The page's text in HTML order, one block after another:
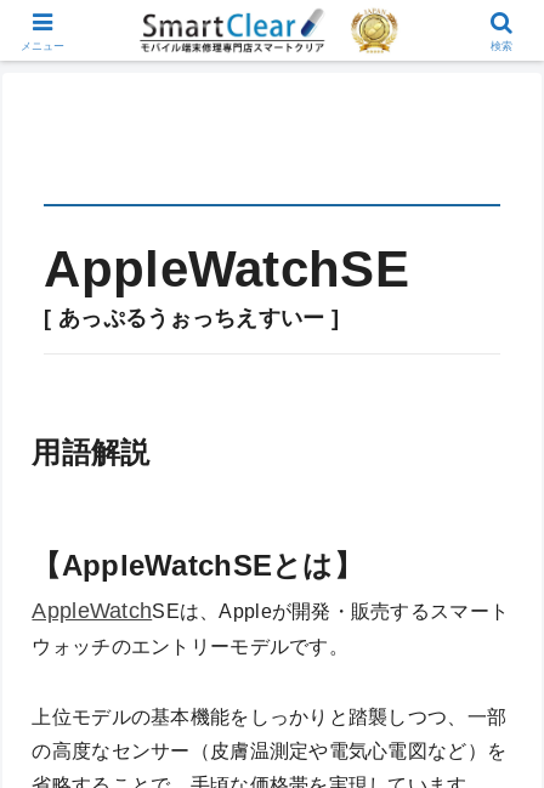
AppleWatchSE
[ あっぷるうぉっちえすいー ]
用語解説
【AppleWatchSEとは】
AppleWatchSEは、Appleが開発・販売するスマート
ウォッチのエントリーモデルです。
上位モデルの基本機能をしっかりと踏襲しつつ、一部
の高度なセンサー（皮膚温測定や電気心電図など）を
メニュー 検索